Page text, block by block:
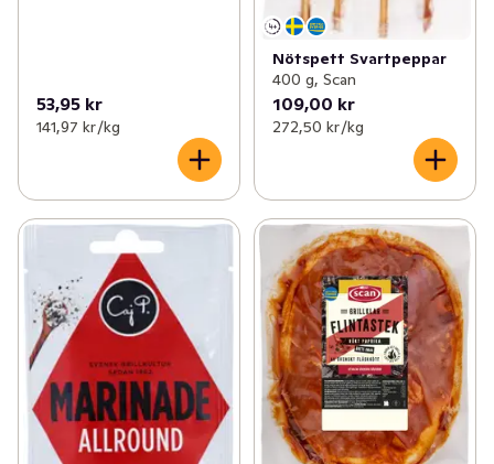
53,95 kr
141,97 kr /kg
Nötspett Svartpeppar
400 g, Scan
109,00 kr
272,50 kr /kg